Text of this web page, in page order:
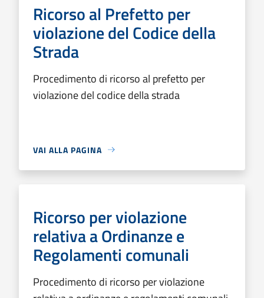
Ricorso al Prefetto per
violazione del Codice della
Strada
Procedimento di ricorso al prefetto per
violazione del codice della strada
VAI ALLA PAGINA
Ricorso per violazione
relativa a Ordinanze e
Regolamenti comunali
Procedimento di ricorso per violazione